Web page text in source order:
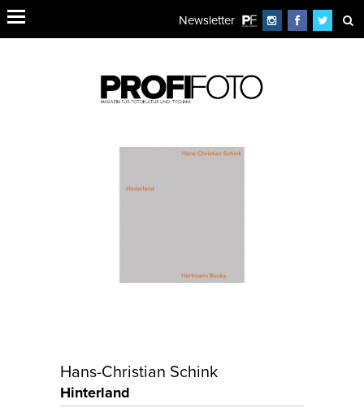
Newsletter
Hans-Christian Schink
Hinterland